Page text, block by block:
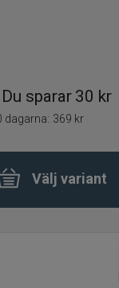
Du sparar 30 kr
dagarna: 369 kr
Välj variant